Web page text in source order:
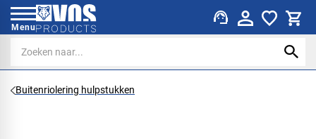
Menu support_agent
Buitenriolering hulpstukken